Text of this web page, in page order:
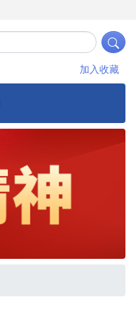
加入收藏